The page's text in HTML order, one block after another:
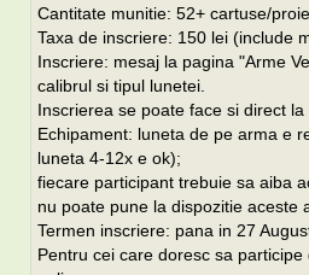
Cantitate munitie: 52+ cartuse/
Taxa de inscriere: 150 lei (include
Inscriere: mesaj la pagina "Arme
calibrul si tipul lunetei.
Inscrierea se poate face si direct la
Echipament: luneta de pe arma e
luneta 4-12x e ok);
fiecare participant trebuie sa aiba
nu poate pune la dispozitie aceste
Termen inscriere: pana in 27
Pentru cei care doresc sa